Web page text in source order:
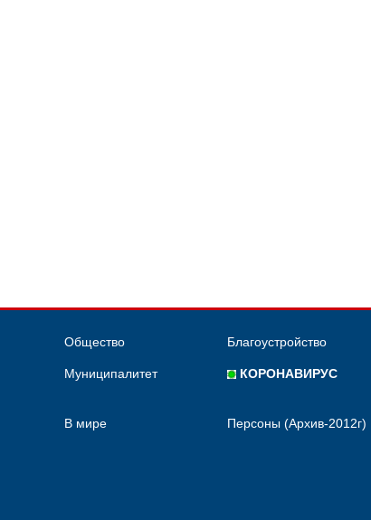
Общество Благоустройство
Муниципалитет КОРОНАВИРУС
В мире Персоны (Архив-2012г)